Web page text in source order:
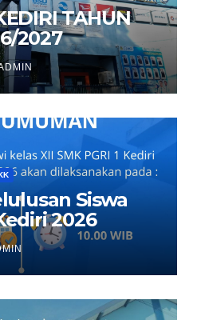
TAHUN
2027
Siswa
2026